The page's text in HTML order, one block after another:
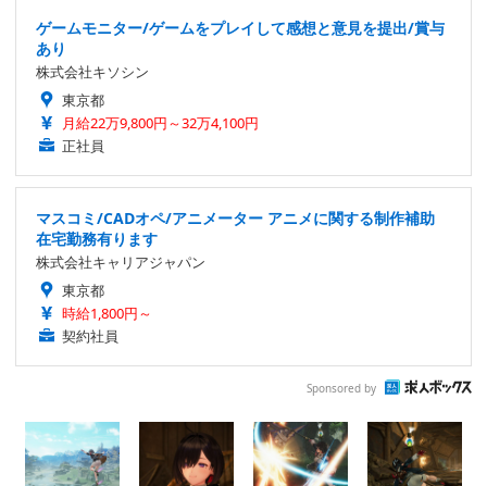
ゲームモニター/ゲームをプレイして感想と意見を提出/賞与
あり
株式会社キソシン
東京都
月給22万9,800円～32万4,100円
正社員
マスコミ/CADオペ/アニメーター アニメに関する制作補助
在宅勤務有ります
株式会社キャリアジャパン
東京都
時給1,800円～
契約社員
Sponsored by